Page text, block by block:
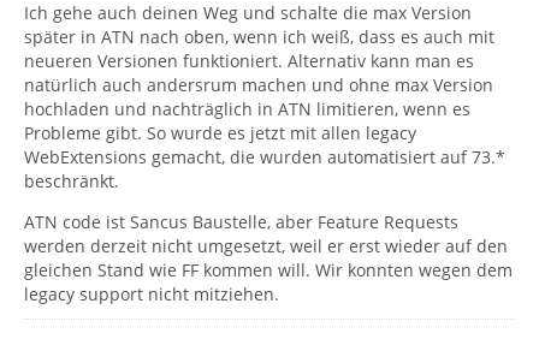
Ich gehe auch deinen Weg und schalte die max Version
später in ATN nach oben, wenn ich weiß, dass es auch mit
neueren Versionen funktioniert. Alternativ kann man es
natürlich auch andersrum machen und ohne max Version
hochladen und nachträglich in ATN limitieren, wenn es
Probleme gibt. So wurde es jetzt mit allen legacy
WebExtensions gemacht, die wurden automatisiert auf 73.*
beschränkt.
ATN code ist Sancus Baustelle, aber Feature Requests
werden derzeit nicht umgesetzt, weil er erst wieder auf den
gleichen Stand wie FF kommen will. Wir konnten wegen dem
legacy support nicht mitziehen.